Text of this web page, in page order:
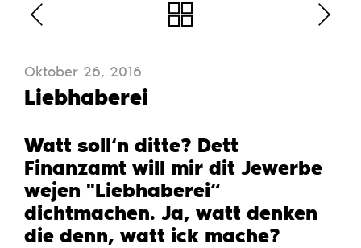
Oktober 26, 2016
Liebhaberei
Watt soll‘n ditte? Dett
Finanzamt will mir dit Jewerbe
wejen "Liebhaberei“
dichtmachen. Ja, watt denken
die denn, watt ick mache?